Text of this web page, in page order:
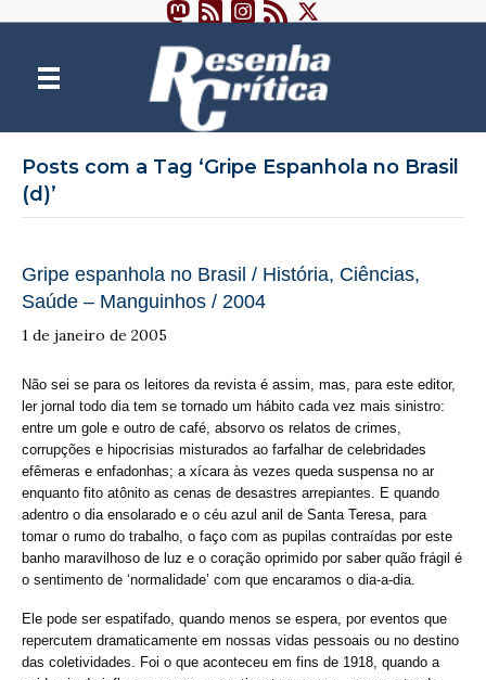
Posts com a Tag ‘Gripe Espanhola no Brasil
(d)’
Gripe espanhola no Brasil / História, Ciências,
Saúde – Manguinhos / 2004
1 de janeiro de 2005
Não sei se para os leitores da revista é assim, mas, para este editor,
ler jornal todo dia tem se tornado um hábito cada vez mais sinistro:
entre um gole e outro de café, absorvo os relatos de crimes,
corrupções e hipocrisias misturados ao farfalhar de celebridades
efêmeras e enfadonhas; a xícara às vezes queda suspensa no ar
enquanto fito atônito as cenas de desastres arrepiantes. E quando
adentro o dia ensolarado e o céu azul anil de Santa Teresa, para
tomar o rumo do trabalho, o faço com as pupilas contraídas por este
banho maravilhoso de luz e o coração oprimido por saber quão frágil é
o sentimento de ‘normalidade’ com que encaramos o dia-a-dia.
Ele pode ser espatifado, quando menos se espera, por eventos que
repercutem dramaticamente em nossas vidas pessoais ou no destino
das coletividades. Foi o que aconteceu em fins de 1918, quando a